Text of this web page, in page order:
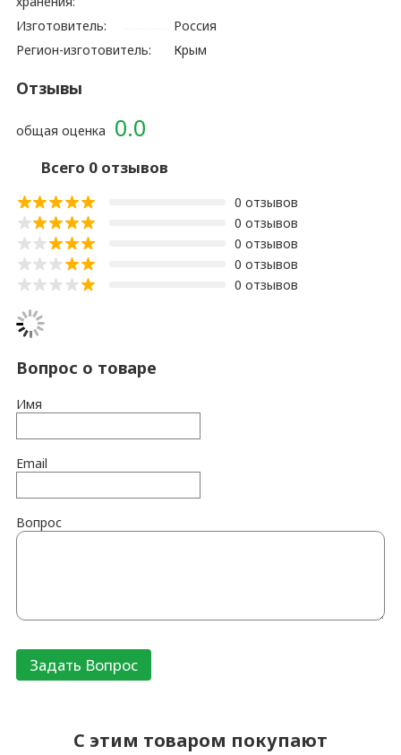
Изготовитель:
Россия
Регион-изготовитель:
Крым
Отзывы
0.0
общая оценка
Всего 0 отзывов
0 отзывов
0 отзывов
0 отзывов
0 отзывов
0 отзывов
Вопрос о товаре
Имя
Email
Вопрос
C этим товаром покупают